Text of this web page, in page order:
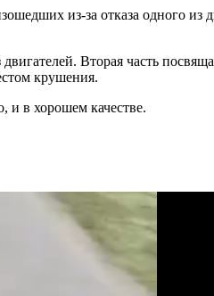
из-за отказа одного из
Вторая часть
крушения.
и в хорошем качестве.